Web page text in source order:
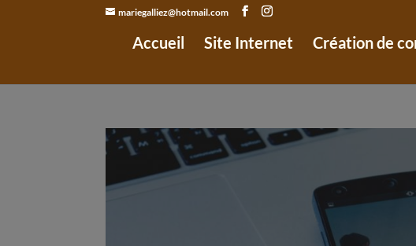
mariegalliez@hotmail.com
Accueil Site Internet Création de